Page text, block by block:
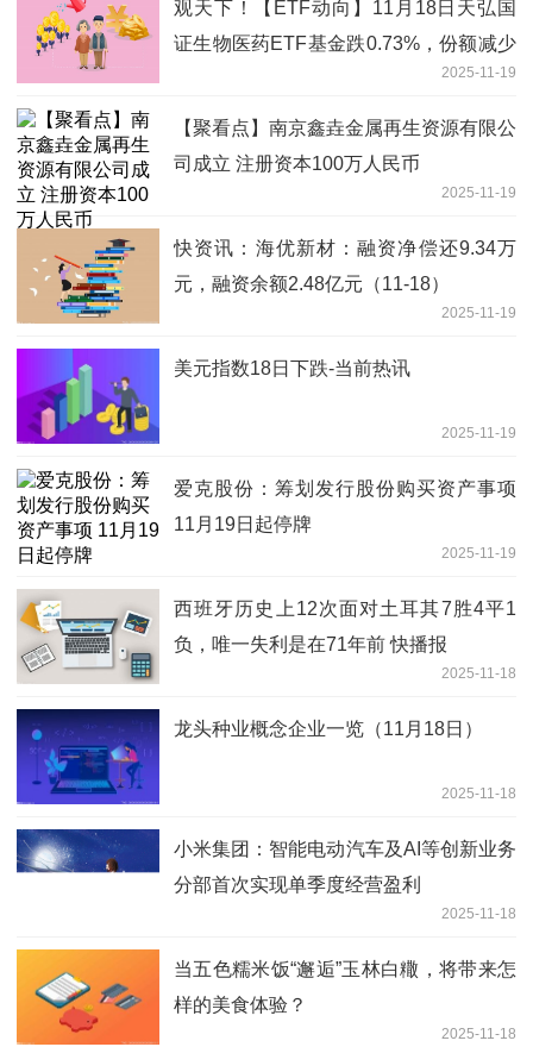
观天下！【ETF动向】11月18日天弘国
证生物医药ETF基金跌0.73%，份额减少
2025-11-19
【聚看点】南京鑫垚金属再生资源有限公
司成立 注册资本100万人民币
2025-11-19
快资讯：海优新材：融资净偿还9.34万
元，融资余额2.48亿元（11-18）
2025-11-19
美元指数18日下跌-当前热讯
2025-11-19
爱克股份：筹划发行股份购买资产事项
11月19日起停牌
2025-11-19
西班牙历史上12次面对土耳其7胜4平1
负，唯一失利是在71年前 快播报
2025-11-18
龙头种业概念企业一览（11月18日）
2025-11-18
小米集团：智能电动汽车及AI等创新业务
分部首次实现单季度经营盈利
2025-11-18
当五色糯米饭“邂逅”玉林白糤，将带来怎
样的美食体验？
2025-11-18